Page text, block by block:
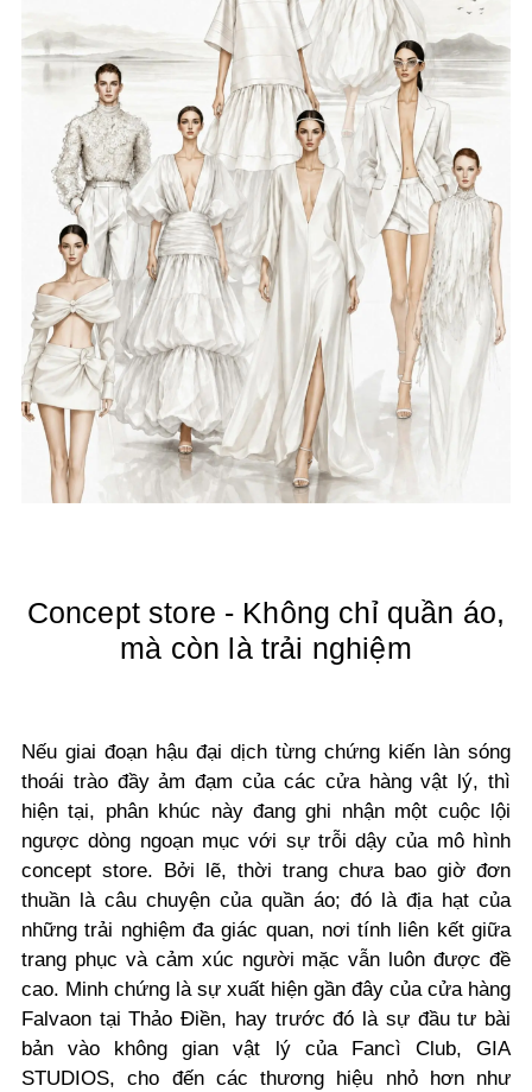
Concept store - Không chỉ quần áo,
mà còn là trải nghiệm
Nếu giai đoạn hậu đại dịch từng chứng kiến làn sóng
thoái trào đầy ảm đạm của các cửa hàng vật lý, thì
hiện tại, phân khúc này đang ghi nhận một cuộc lội
ngược dòng ngoạn mục với sự trỗi dậy của mô hình
concept store. Bởi lẽ, thời trang chưa bao giờ đơn
thuần là câu chuyện của quần áo; đó là địa hạt của
những trải nghiệm đa giác quan, nơi tính liên kết giữa
trang phục và cảm xúc người mặc vẫn luôn được đề
cao. Minh chứng là sự xuất hiện gần đây của cửa hàng
Falvaon tại Thảo Điền, hay trước đó là sự đầu tư bài
bản vào không gian vật lý của Fancì Club, GIA
STUDIOS, cho đến các thương hiệu nhỏ hơn như